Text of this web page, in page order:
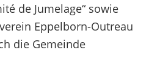
de Jumelage“ sowie
Eppelborn-Outreau
die Gemeinde